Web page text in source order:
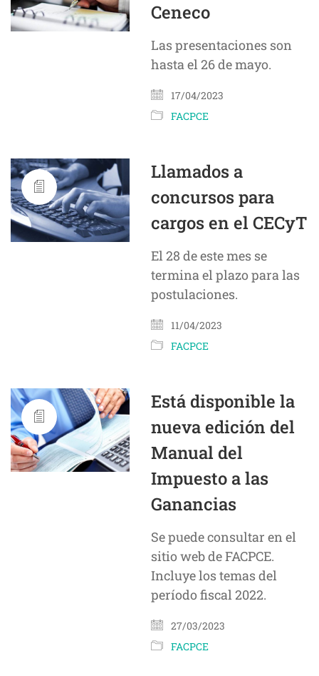
Ceneco
Las presentaciones son
hasta el 26 de mayo.
17/04/2023
FACPCE
Llamados a
concursos para
cargos en el CECyT
El 28 de este mes se
termina el plazo para las
postulaciones.
11/04/2023
FACPCE
Está disponible la
nueva edición del
Manual del
Impuesto a las
Ganancias
Se puede consultar en el
sitio web de FACPCE.
Incluye los temas del
período fiscal 2022.
27/03/2023
FACPCE